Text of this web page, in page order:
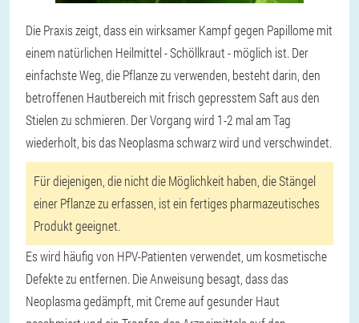
Die Praxis zeigt, dass ein wirksamer Kampf gegen Papillome mit
einem natürlichen Heilmittel - Schöllkraut - möglich ist. Der
einfachste Weg, die Pflanze zu verwenden, besteht darin, den
betroffenen Hautbereich mit frisch gepresstem Saft aus den
Stielen zu schmieren. Der Vorgang wird 1-2 mal am Tag
wiederholt, bis das Neoplasma schwarz wird und verschwindet.
Für diejenigen, die nicht die Möglichkeit haben, die Stängel
einer Pflanze zu erfassen, ist ein fertiges pharmazeutisches
Produkt geeignet.
Es wird häufig von HPV-Patienten verwendet, um kosmetische
Defekte zu entfernen. Die Anweisung besagt, dass das
Neoplasma gedämpft, mit Creme auf gesunder Haut